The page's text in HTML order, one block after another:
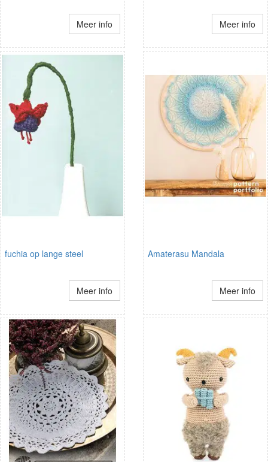
Meer info Meer info
fuchia op lange steel
Meer info
Amaterasu Mandala
Meer info